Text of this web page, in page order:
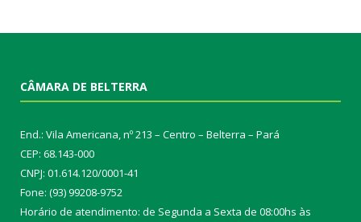
CÂMARA DE BELTERRA
End.: Vila Americana, nº 213 – Centro – Belterra – Pará
CEP: 68.143-000
CNPJ: 01.614.120/0001-41
Fone: (93) 99208-9752
Horário de atendimento: de Segunda a Sexta de 08:00hs às